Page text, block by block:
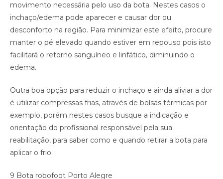
movimento necessária pelo uso da bota. Nestes casos o
inchaço/edema pode aparecer e causar dor ou
desconforto na região. Para minimizar este efeito, procure
manter o pé elevado quando estiver em repouso pois isto
facilitará o retorno sanguíneo e linfático, diminuindo o
edema.
Outra boa opção para reduzir o inchaço e ainda aliviar a dor
é utilizar compressas frias, através de bolsas térmicas por
exemplo, porém nestes casos busque a indicação e
orientação do profissional responsável pela sua
reabilitação, para saber como e quando retirar a bota para
aplicar o frio.
9 Bota robofoot Porto Alegre